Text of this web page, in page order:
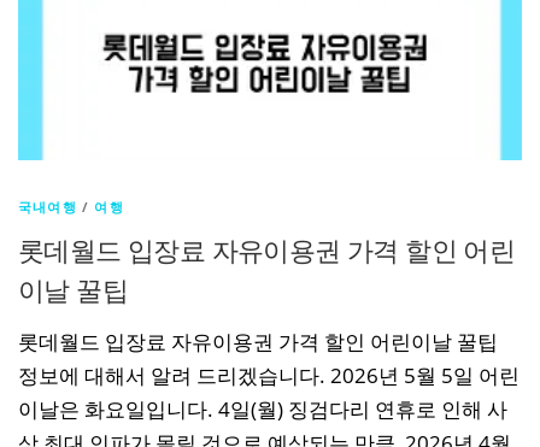
국내여행 / 여행
롯데월드 입장료 자유이용권 가격 할인 어린
이날 꿀팁
롯데월드 입장료 자유이용권 가격 할인 어린이날 꿀팁
정보에 대해서 알려 드리겠습니다. 2026년 5월 5일 어린
이날은 화요일입니다. 4일(월) 징검다리 연휴로 인해 사